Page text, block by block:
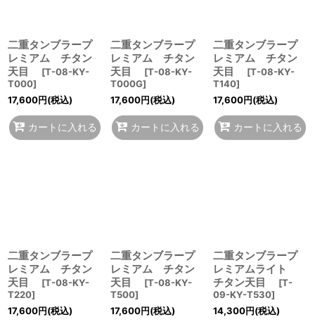
二重タンブラープ
レミアム チタン
天目
[T-08-KY-
T000]
17,600円(税込)
カートに入れる
二重タンブラープ
レミアム チタン
天目
[T-08-KY-
T000G]
17,600円(税込)
カートに入れる
二重タンブラープ
レミアム チタン
天目
[T-08-KY-
T140]
17,600円(税込)
カートに入れる
二重タンブラープ
レミアム チタン
天目
[T-08-KY-
T220]
17,600円(税込)
二重タンブラープ
レミアム チタン
天目
[T-08-KY-
T500]
17,600円(税込)
二重タンブラープ
レミアムライト
チタン天目
[T-
09-KY-T530]
14,300円(税込)